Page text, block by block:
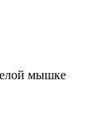
мышке